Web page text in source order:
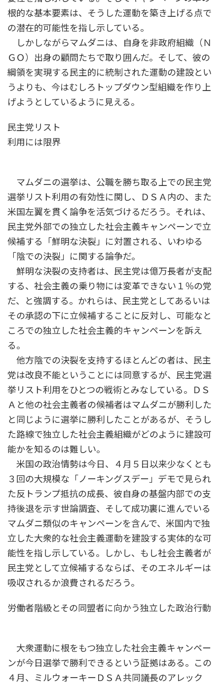
根的な基本要素は、そうした運動を築き上げる点で
の潜在的可能性を指し示している。
しかしながらマムダニは、自身を非政府組織（Ｎ
ＧＯ）出身の顧問たちで取り囲んだ。そして、彼の
綱領を実現する民主的に統制された運動の建設とい
うよりも、今はむしろトップダウン型組織を作り上
げようとしているように見える。
民主党リスト
利用には限界
マムダニの選挙は、公職を勝ち取る上での民主党
選挙リスト利用の有効性に関し、ＤＳＡ内の、また
米国左翼を貫く論争を活気づけるだろう。それは、
民主党外部での独立した社会主義キャンペーンで立
候補する「鮮明な決裂」に対置される、いわゆる
「陰での決裂」に関する論争だ。
鮮明な決裂の支持者は、民主党は億万長者が支配
する、社会主義の乗り物には変革できない１％の党
だ、と強調する。かれらは、民主党としてあるいは
その承認の下に立候補することに反対し、可能なと
ころでの独立した社会主義的キャンペーンを訴え
る。
他方陰での決裂を支持するほとんどの者は、民主
党は改良不能ということには同意するが、民主党選
挙リスト利用をひとつの戦術とみなしている。ＤＳ
Ａと他の社会主義者の候補者はマムダニが勝利した
と同じように選挙に勝利したことがあるが、そうし
た路線で独立した社会主義組織がどのように建設可
能かを知るのは難しい。
米国の政治情勢は今日、４月５日以来少なくとも
３回の大規模な「ノーキングスデー」デモで見られ
た反トランプ抵抗の成長、彼自身の基盤内部での支
持後退を示す世論調査、そして成功裏に進んでいる
マムダニ類似のキャンペーンを含んで、米国内で独
立した大衆的な社会主義運動を建設する実体的な可
能性を指し示している。しかし、もし社会主義者が
民主党として立候補するならば、そのエネルギーは
吸収されるか浪費されるだろう。
労働者階級とその同盟者に向かう独立した政治行動
大衆運動に根をもつ独立した社会主義キャンペー
ンが今日選挙で勝利できるという証拠はある。この
４月、ミルウォーキーＤＳＡ共同議長のアレック